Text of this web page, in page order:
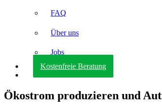
FAQ
Über uns
Jobs
Kostenfreie Beratung
Ökostrom produzieren und